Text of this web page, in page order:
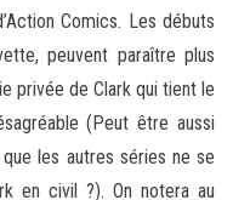
Comics. Les débuts
peuvent paraître plus
privée de Clark qui tient le
(Peut être aussi
les autres séries ne se
en civil ?). On notera au